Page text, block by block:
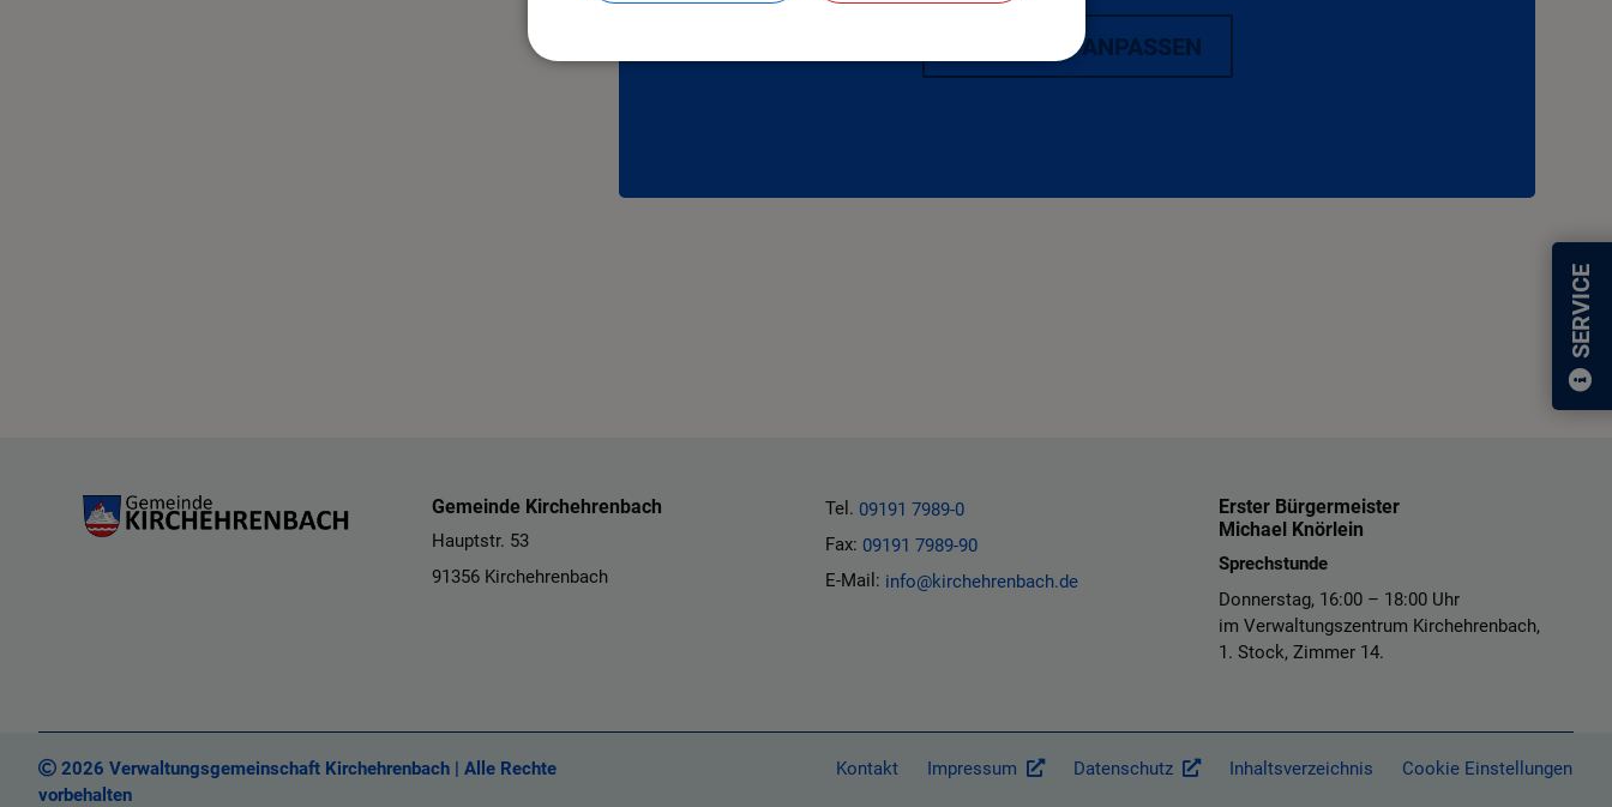
SERVICE
COOKIES ANPASSEN
Gemeinde Kirchehrenbach
Hauptstr. 53
91356 Kirchehrenbach
Tel. 09191 7989-0
Fax: 09191 7989-90
E-Mail: info@kirchehrenbach.de
Erster Bürgermeister
Michael Knörlein
Sprechstunde
Donnerstag, 16:00 – 18:00 Uhr
im Verwaltungszentrum Kirchehrenbach,
1. Stock, Zimmer 14.
2026 Verwaltungsgemeinschaft Kirchehrenbach | Alle Rechte
vorbehalten
Kontakt Impressum Datenschutz Inhaltsverzeichnis Cookie Einstellungen